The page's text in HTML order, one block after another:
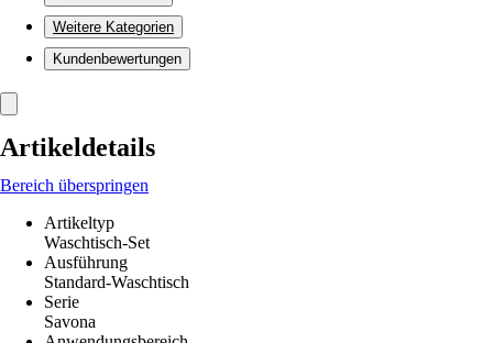
Weitere Kategorien
Kundenbewertungen
Artikeldetails
Bereich überspringen
Artikeltyp
Waschtisch-Set
Ausführung
Standard-Waschtisch
Serie
Savona